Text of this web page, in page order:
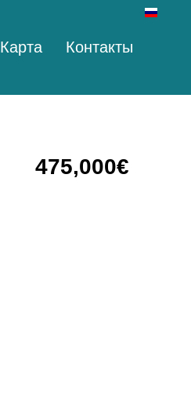
Карта Контакты
475,000€